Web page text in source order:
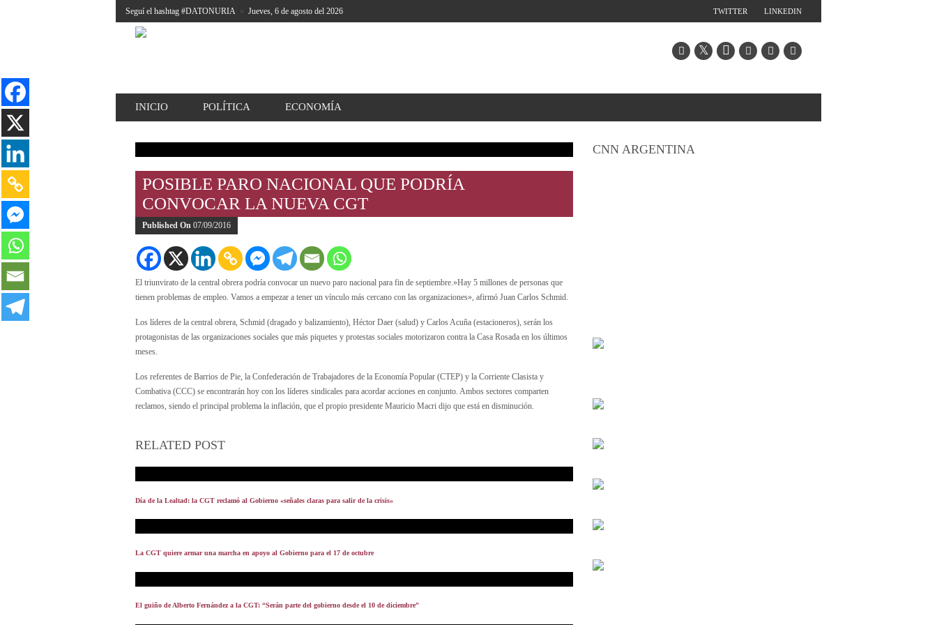
Seguí el hashtag #DATONURIA » Jueves, 6 de agosto del 2026 LINKEDIN
TWITTER
INICIO POLÍTICA ECONOMÍA
POSIBLE PARO NACIONAL QUE PODRÍA
CONVOCAR LA NUEVA CGT
Published On 07/09/2016
El triunvirato de la central obrera podría convocar un nuevo paro nacional para fin de septiembre.»Hay 5 millones de personas que
tienen problemas de empleo. Vamos a empezar a tener un vínculo más cercano con las organizaciones», afirmó Juan Carlos Schmid.
Los líderes de la central obrera, Schmid (dragado y balizamiento), Héctor Daer (salud) y Carlos Acuña (estacioneros), serán los
protagonistas de las organizaciones sociales que más piquetes y protestas sociales motorizaron contra la Casa Rosada en los últimos
meses.
Los referentes de Barrios de Pie, la Confederación de Trabajadores de la Economía Popular (CTEP) y la Corriente Clasista y
Combativa (CCC) se encontrarán hoy con los líderes sindicales para acordar acciones en conjunto. Ambos sectores comparten
reclamos, siendo el principal problema la inflación, que el propio presidente Mauricio Macri dijo que está en disminución.
RELATED POST
Día de la Lealtad: la CGT reclamó al Gobierno «señales claras para salir de la crisis»
La CGT quiere armar una marcha en apoyo al Gobierno para el 17 de octubre
El guiño de Alberto Fernández a la CGT: “Serán parte del gobierno desde el 10 de diciembre”
CNN ARGENTINA